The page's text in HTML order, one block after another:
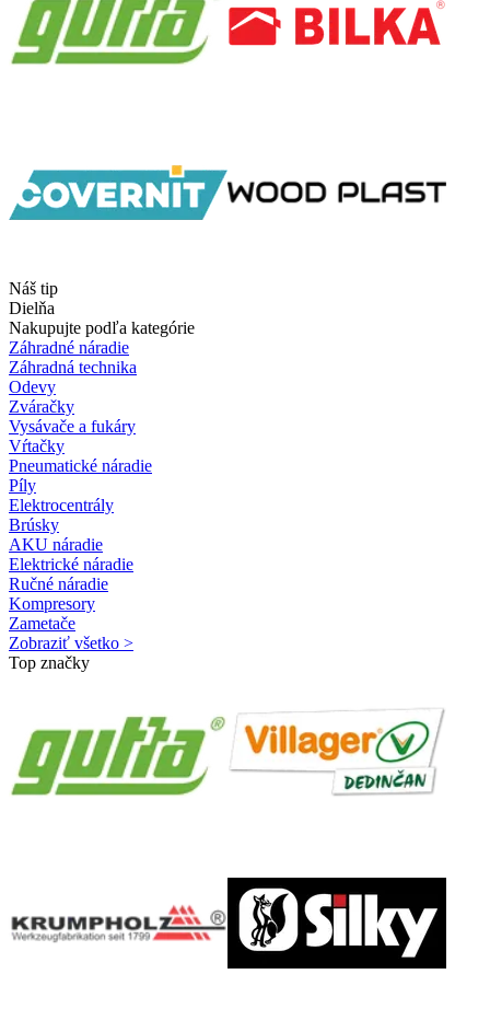
Náš tip
Dielňa
Nakupujte podľa kategórie
Záhradné náradie
Záhradná technika
Odevy
Zváračky
Vysávače a fukáry
Vŕtačky
Pneumatické náradie
Píly
Elektrocentrály
Brúsky
AKU náradie
Elektrické náradie
Ručné náradie
Kompresory
Zametače
Zobraziť všetko >
Top značky